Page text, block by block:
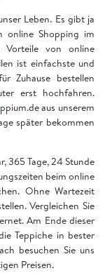
Leben. Es gibt ja
online Shopping im
Vorteile von online
ist einfachste und
Zuhause bestellen
erst hochfahren.
aus unserem
später bekommen
365 Tage, 24 Stunde
beim online
Ohne Wartezeit
Vergleichen Sie
Am Ende dieser
Teppiche in bester
besuchen Sie uns
Preisen.